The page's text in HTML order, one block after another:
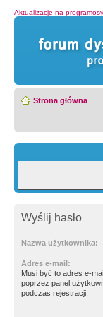
Aktualizacje na
Strona główna
Wyślij hasło
Nazwa użytkownika:
Adres e-mail:
Musi być to adres e-
poprzez panel
podczas rejestracji.